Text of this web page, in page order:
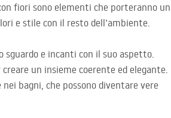
fiori sono elementi che porteranno un
e stile con il resto dell’ambiente.
e incanti con il suo aspetto.
un insieme coerente ed elegante.
bagni, che possono diventare vere